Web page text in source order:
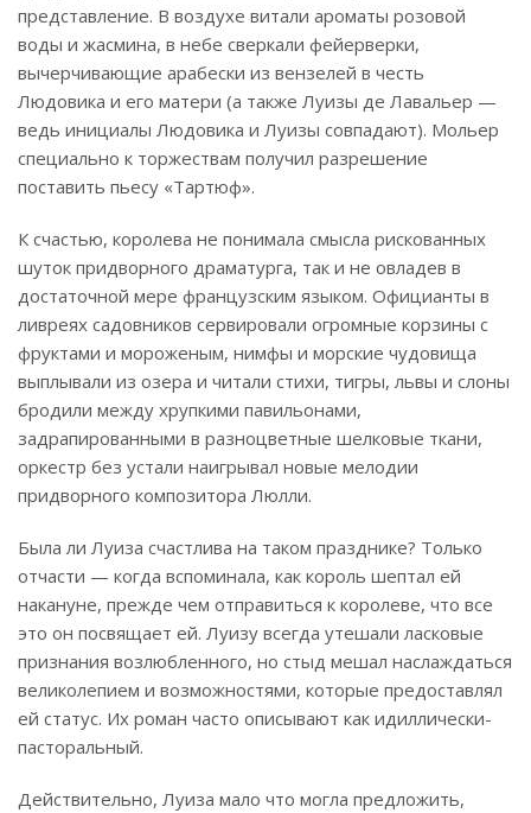
представление. В воздухе витали ароматы розовой
воды и жасмина, в небе сверкали фейерверки,
вычерчивающие арабески из вензелей в честь
Людовика и его матери (а также Луизы де Лавальер —
ведь инициалы Людовика и Луизы совпадают). Мольер
специально к торжествам получил разрешение
поставить пьесу «Тартюф».
К счастью, королева не понимала смысла рискованных
шуток придворного драматурга, так и не овладев в
достаточной мере французским языком. Официанты в
ливреях садовников сервировали огромные корзины с
фруктами и мороженым, нимфы и морские чудовища
выплывали из озера и читали стихи, тигры, львы и слоны
бродили между хрупкими павильонами,
задрапированными в разноцветные шелковые ткани,
оркестр без устали наигрывал новые мелодии
придворного композитора Люлли.
Была ли Луиза счастлива на таком празднике? Только
отчасти — когда вспоминала, как король шептал ей
накануне, прежде чем отправиться к королеве, что все
это он посвящает ей. Луизу всегда утешали ласковые
признания возлюбленного, но стыд мешал наслаждаться
великолепием и возможностями, которые предоставлял
ей статус. Их роман часто описывают как идиллически-
пасторальный.
Действительно, Луиза мало что могла предложить,